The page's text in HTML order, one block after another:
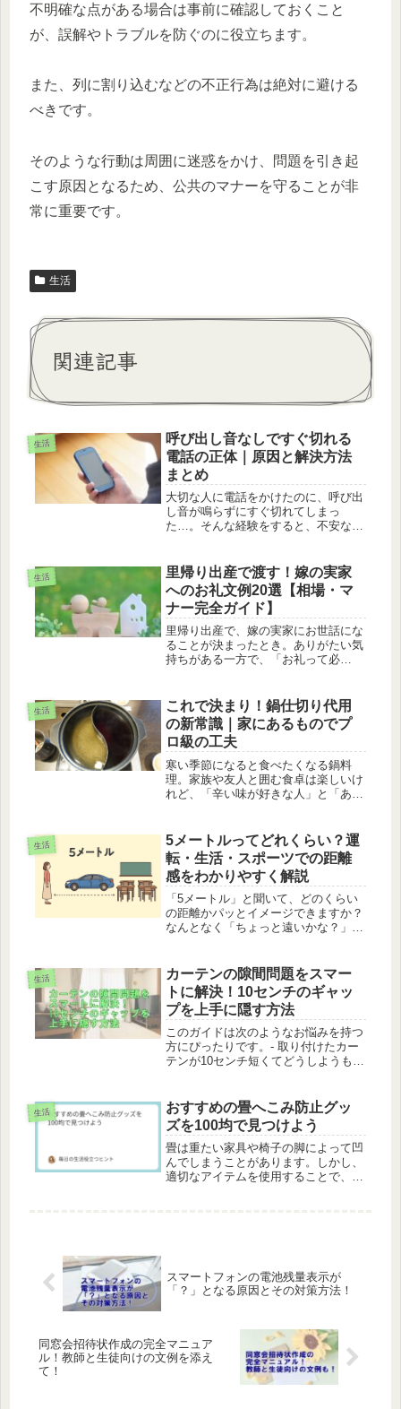
不明確な点がある場合は事前に確認しておくこと
が、誤解やトラブルを防ぐのに役立ちます。
また、列に割り込むなどの不正行為は絶対に避ける
べきです。
そのような行動は周囲に迷惑をかけ、問題を引き起
こす原因となるため、公共のマナーを守ることが非
常に重要です。
生活
関連記事
生活
呼び出し音なしですぐ切れる
電話の正体｜原因と解決方法
まとめ
大切な人に電話をかけたのに、呼び出
し音が鳴らずにすぐ切れてしまっ
た…。そんな経験をすると、不安な気
も多いと思います。でも実は、電話が
即切れしてしまう原因は着信拒否だけ
ではあ...
生活
里帰り出産で渡す！嫁の実家
へのお礼文例20選【相場・マ
ナー完全ガイド】
里帰り出産で、嫁の実家にお世話にな
ることが決まったとき。ありがたい気
持ちがある一方で、「お礼って必
ってしまう方も多いのではないでしょ
うか。特に初めての出産や、両家の距
離感が...
生活
これで決まり！鍋仕切り代用
の新常識｜家にあるものでプ
ロ級の工夫
寒い季節になると食べたくなる鍋料
理。家族や友人と囲む食卓は楽しいけ
れど、「辛い味が好きな人」と「あっ
ありませんか？そんなときに便利なの
が鍋仕切りです。スープや具材を分け
て調...
生活
5メートルってどれくらい？運
転・生活・スポーツでの距離
感をわかりやすく解説
「5メートル」と聞いて、どのくらい
の距離かパッとイメージできますか？
なんとなく「ちょっと遠いかな？」と
たことがある方は少ないかもしれませ
ん。でも実は、この「5メートル」と
い...
生活
カーテンの隙間問題をスマー
トに解決！10センチのギャッ
プを上手に隠す方法
このガイドは次のようなお悩みを持つ
方にぴったりです。- 取り付けたカー
テンが10センチ短くてどうしようもな
い方- カーテンの隙間を手軽に隠せる
方法を探している方カーテンが...
生活
おすすめの畳へこみ防止グッ
ズを100均で見つけよう
畳は重たい家具や椅子の脚によって凹
んでしまうことがあります。しかし、
適切なアイテムを使用することで、畳
スマートフォンの電池残量表示が
「？」となる原因とその対策方法！
同窓会招待状作成の完全マニュア
ル！教師と生徒向けの文例を添え
て！